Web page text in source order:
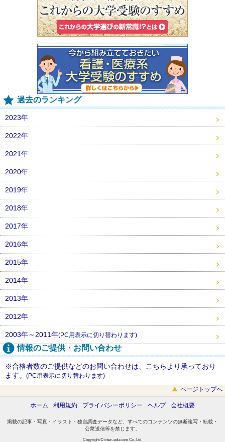
過去のランキング
2023年
2022年
2021年
2020年
2019年
2018年
2017年
2016年
2015年
2014年
2013年
2012年
2003年～2011年(PC用表示に切り替わります)
情報のご提供・お問い合わせ
※合格者数のご提供などのお問い合わせは、こちらより承っており
ます。 (PC用表示に切り替わります)
ページトップへ
ホーム 利用規約 プライバシーポリシー ヘルプ 会社概要
掲載の記事・写真・イラスト・独自調査データなど、すべてのコンテンツの無断複写・転載・
公衆送信等を禁じます。
Copyright © inter-edu.com Co.,Ltd.